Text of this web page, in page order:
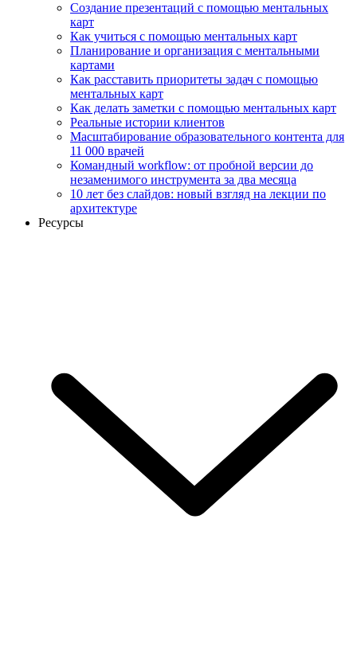
Создание презентаций с помощью ментальных
карт
Как учиться с помощью ментальных карт
Планирование и организация с ментальными
картами
Как расставить приоритеты задач с помощью
ментальных карт
Как делать заметки с помощью ментальных карт
Реальные истории клиентов
Масштабирование образовательного контента для
11 000 врачей
Командный workflow: от пробной версии до
незаменимого инструмента за два месяца
10 лет без слайдов: новый взгляд на лекции по
архитектуре
Ресурсы